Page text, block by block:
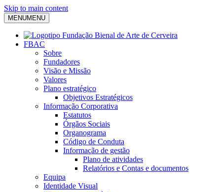
Skip to main content
MENUMENU
FBAC
Sobre
Fundadores
Visão e Missão
Valores
Plano estratégico
Objetivos Estratégicos
Informação Corporativa
Estatutos
Órgãos Sociais
Organograma
Código de Conduta
Informação de gestão
Plano de atividades
Relatórios e Contas e documentos
Equipa
Identidade Visual